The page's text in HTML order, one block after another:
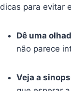
dicas para evitar
Dê uma
não parece
Veja a